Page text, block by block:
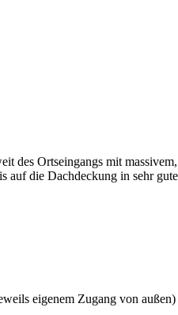
des Ortseingangs mit
auf die Dachdeckung in sehr
eigenem Zugang von außen)